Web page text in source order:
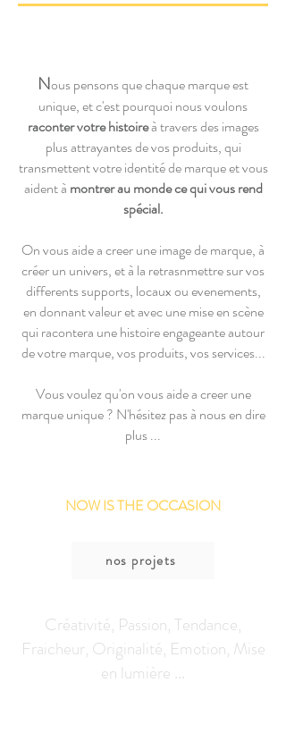
Nous pensons que chaque marque est
unique, et c'est pourquoi nous voulons
raconter votre histoireà travers des images
plus attrayantes de vos produits, qui
transmettent votre identité de marque et vous
aident à montrer au monde ce qui vous rend
spécial.
On vous aide a creer une image de marque, à
créer un univers, et à la retrasnmettre sur vos
differents supports, locaux ou evenements,
en donnant valeur etavec une mise en scène
qui racontera une histoire engageante autour
de votre marque, vos produits, vos services...
Vous voulez qu'on vous aide a creer une
marque unique ? N'hésitez pas à nous en dire
plus ...
NOW IS THE OCCASION
nos projets
Créativité, Passion, Tendance,
Fraicheur, Originalité, Emotion, Mise
en lumière ...